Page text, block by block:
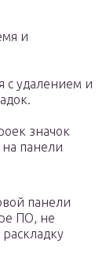
и
с удалением и
значок
панели
панели
ПО, не